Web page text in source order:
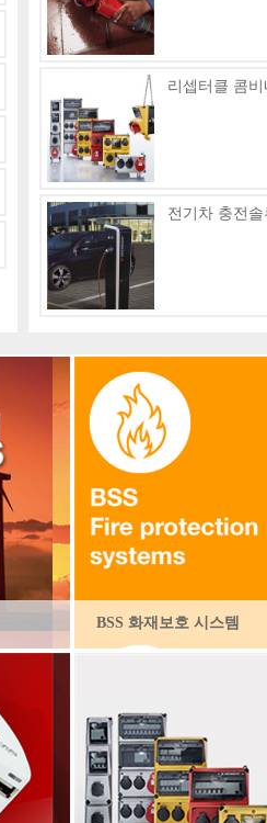
리셉터클 콤
전기차 충전솔
BSS 화재보호 시스템